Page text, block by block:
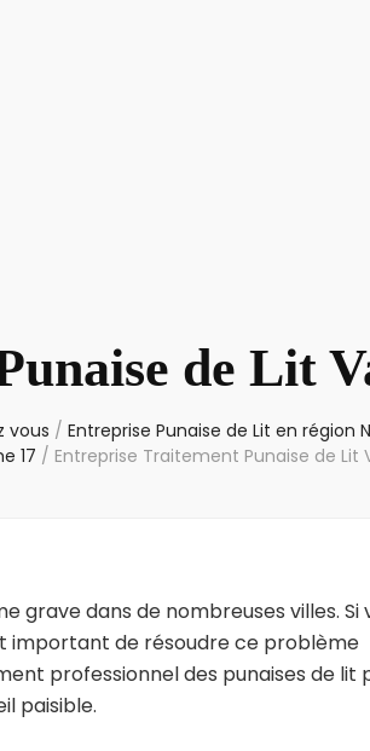
de Lit
vous / Entreprise Punaise de Lit en région
17 / Entreprise Traitement Punaise de Lit
grave dans de nombreuses villes. Si
important de résoudre ce problème
professionnel des punaises de lit
paisible.